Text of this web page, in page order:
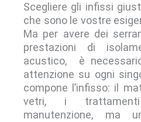
Scegliere gli infissi
che sono le vostre
Ma per avere dei
prestazioni di
acustico, è
attenzione su ogni
compone l’infisso: il
vetri, i
manutenzione, ma